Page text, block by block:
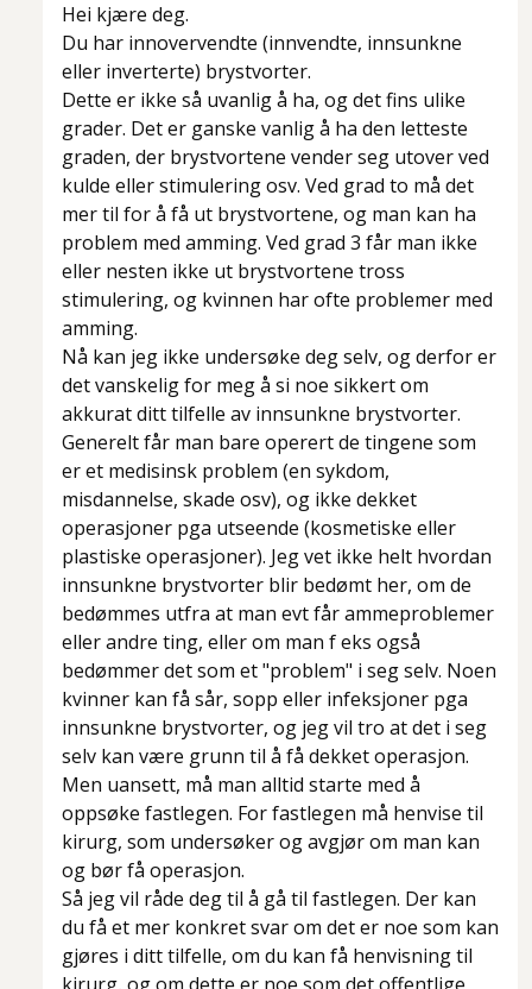
Hei kjære deg.
Du har innovervendte (innvendte, innsunkne
eller inverterte) brystvorter.
Dette er ikke så uvanlig å ha, og det fins ulike
grader. Det er ganske vanlig å ha den letteste
graden, der brystvortene vender seg utover ved
kulde eller stimulering osv. Ved grad to må det
mer til for å få ut brystvortene, og man kan ha
problem med amming. Ved grad 3 får man ikke
eller nesten ikke ut brystvortene tross
stimulering, og kvinnen har ofte problemer med
amming.
Nå kan jeg ikke undersøke deg selv, og derfor er
det vanskelig for meg å si noe sikkert om
akkurat ditt tilfelle av innsunkne brystvorter.
Generelt får man bare operert de tingene som
er et medisinsk problem (en sykdom,
misdannelse, skade osv), og ikke dekket
operasjoner pga utseende (kosmetiske eller
plastiske operasjoner). Jeg vet ikke helt hvordan
innsunkne brystvorter blir bedømt her, om de
bedømmes utfra at man evt får ammeproblemer
eller andre ting, eller om man f eks også
bedømmer det som et "problem" i seg selv. Noen
kvinner kan få sår, sopp eller infeksjoner pga
innsunkne brystvorter, og jeg vil tro at det i seg
selv kan være grunn til å få dekket operasjon.
Men uansett, må man alltid starte med å
oppsøke fastlegen. For fastlegen må henvise til
kirurg, som undersøker og avgjør om man kan
og bør få operasjon.
Så jeg vil råde deg til å gå til fastlegen. Der kan
du få et mer konkret svar om det er noe som kan
gjøres i ditt tilfelle, om du kan få henvisning til